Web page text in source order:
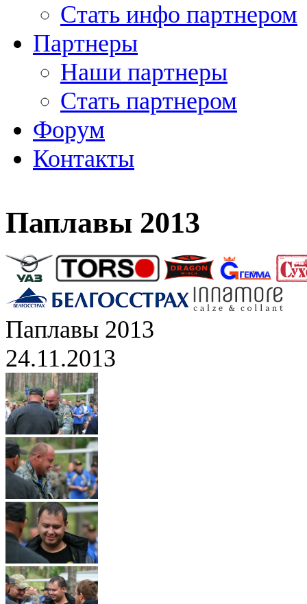
Стать инфо партнером
Партнеры
Наши партнеры
Стать партнером
Форум
Контакты
Паплавы 2013
Паплавы 2013
24.11.2013